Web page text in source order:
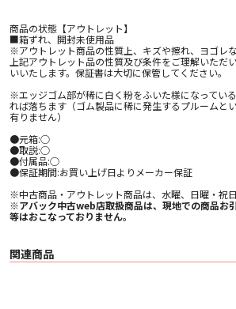
商品の状態【アウトレット】
■箱ずれ、開封未使用品
※アウトレット商品の性質上、キズや擦れ、ヨゴレな
上記アウトレット品の性質及び条件をご理解いただ
いいたします。保証書は大切に保管してください。
※エッジゴム部が稀に白く粉をふいた様になってい
れば落ちます（ゴム製品に稀に発生するプルームと
有りません）
●元箱:○
●取説:○
●付属品:○
●保証期間:お買い上げ日よりメーカー保証
※中古商品・アウトレット商品は、水曜、日曜・祝
※アバック中古web店取扱商品は、現地での商品お
等はおこなっておりません。
関連商品